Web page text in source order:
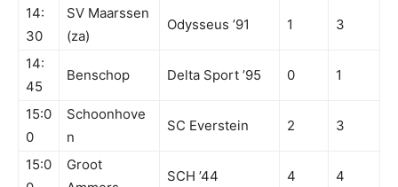
14:
30
SV Maarssen
(za)
Odysseus ’91 1 3
14:
45
Benschop Delta Sport ’95 0 1
15:0
0
Schoonhove
n
SC Everstein 2 3
15:0
Groot
SCH ’44 4 4